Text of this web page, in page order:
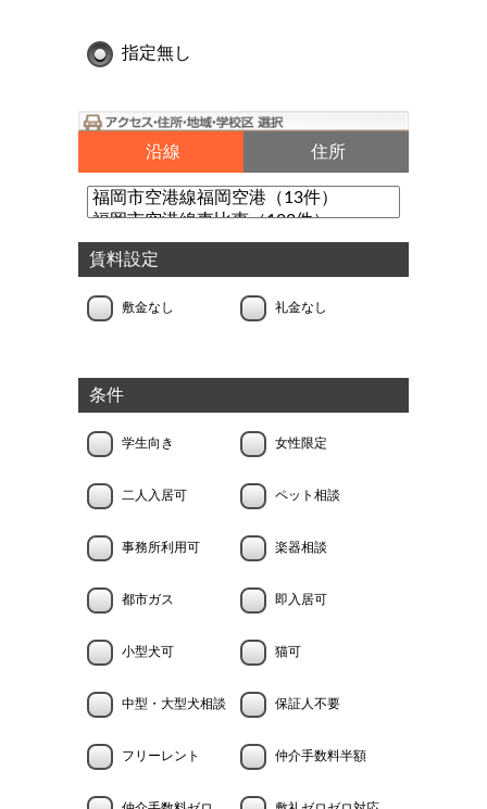
指定無し
沿線 住所
賃料設定
敷金なし 礼金なし
条件
学生向き 女性限定
二人入居可 ペット相談
事務所利用可 楽器相談
都市ガス 即入居可
小型犬可 猫可
中型・大型犬相談 保証人不要
フリーレント 仲介手数料半額